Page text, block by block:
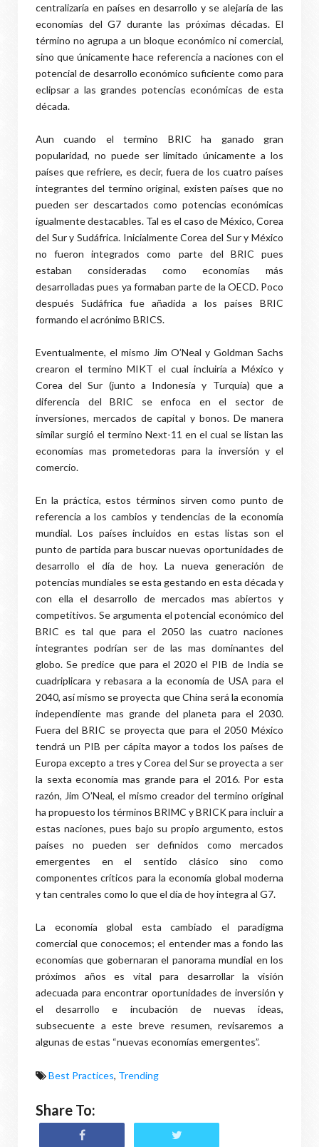
centralizaría en países en desarrollo y se alejaría de las
economías del G7 durante las próximas décadas. El
término no agrupa a un bloque económico ni comercial,
sino que únicamente hace referencia a naciones con el
potencial de desarrollo económico suficiente como para
eclipsar a las grandes potencias económicas de esta
década.
Aun cuando el termino BRIC ha ganado gran
popularidad, no puede ser limitado únicamente a los
países que refriere, es decir, fuera de los cuatro países
integrantes del termino original, existen países que no
pueden ser descartados como potencias económicas
igualmente destacables. Tal es el caso de México, Corea
del Sur y Sudáfrica. Inicialmente Corea del Sur y México
no fueron integrados como parte del BRIC pues
estaban consideradas como economías más
desarrolladas pues ya formaban parte de la OECD. Poco
después Sudáfrica fue añadida a los países BRIC
formando el acrónimo BRICS.
Eventualmente, el mismo Jim O’Neal y Goldman Sachs
crearon el termino MIKT el cual incluiría a México y
Corea del Sur (junto a Indonesia y Turquía) que a
diferencia del BRIC se enfoca en el sector de
inversiones, mercados de capital y bonos. De manera
similar surgió el termino Next-11 en el cual se listan las
economías mas prometedoras para la inversión y el
comercio.
En la práctica, estos términos sirven como punto de
referencia a los cambios y tendencias de la economía
mundial. Los países incluidos en estas listas son el
punto de partida para buscar nuevas oportunidades de
desarrollo el día de hoy. La nueva generación de
potencias mundiales se esta gestando en esta década y
con ella el desarrollo de mercados mas abiertos y
competitivos. Se argumenta el potencial económico del
BRIC es tal que para el 2050 las cuatro naciones
integrantes podrían ser de las mas dominantes del
globo. Se predice que para el 2020 el PIB de India se
cuadriplicara y rebasara a la economía de USA para el
2040, así mismo se proyecta que China será la economía
independiente mas grande del planeta para el 2030.
Fuera del BRIC se proyecta que para el 2050 México
tendrá un PIB per cápita mayor a todos los países de
Europa excepto a tres y Corea del Sur se proyecta a ser
la sexta economía mas grande para el 2016. Por esta
razón, Jim O’Neal, el mismo creador del termino original
ha propuesto los términos BRIMC y BRICK para incluir a
estas naciones, pues bajo su propio argumento, estos
países no pueden ser definidos como mercados
emergentes en el sentido clásico sino como
componentes críticos para la economía global moderna
y tan centrales como lo que el día de hoy integra al G7.
La economía global esta cambiado el paradigma
comercial que conocemos; el entender mas a fondo las
economías que gobernaran el panorama mundial en los
próximos años es vital para desarrollar la visión
adecuada para encontrar oportunidades de inversión y
el desarrollo e incubación de nuevas ideas,
subsecuente a este breve resumen, revisaremos a
algunas de estas “nuevas economías emergentes”.
Best Practices, Trending
Share To: